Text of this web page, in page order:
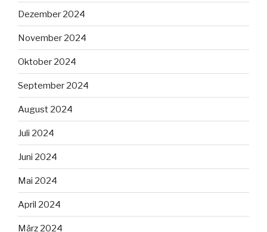
Dezember 2024
November 2024
Oktober 2024
September 2024
August 2024
Juli 2024
Juni 2024
Mai 2024
April 2024
März 2024